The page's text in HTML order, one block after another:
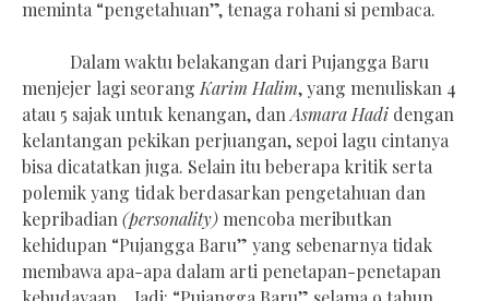
meminta “pengetahuan”, tenaga rohani si pembaca.
Dalam waktu belakangan dari Pujangga Baru
menjejer lagi seorang Karim Halim, yang menuliskan 4
atau 5 sajak untuk kenangan, dan Asmara Hadi dengan
kelantangan pekikan perjuangan, sepoi lagu cintanya
bisa dicatatkan juga. Selain itu beberapa kritik serta
polemik yang tidak berdasarkan pengetahuan dan
kepribadian (personality) mencoba meributkan
kehidupan “Pujangga Baru” yang sebenarnya tidak
membawa apa-apa dalam arti penetapan-penetapan